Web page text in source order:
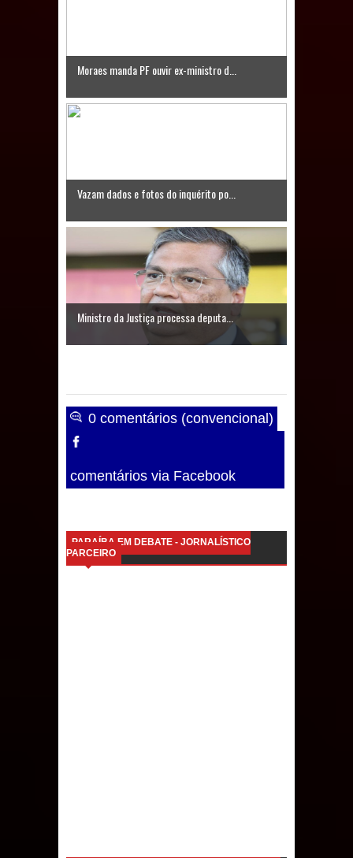
Moraes manda PF ouvir ex-ministro d...
Vazam dados e fotos do inquérito po...
Ministro da Justiça processa deputa...
0 comentários (convencional)
comentários via Facebook
PARAÍBA EM DEBATE - JORNALÍSTICO
PARCEIRO